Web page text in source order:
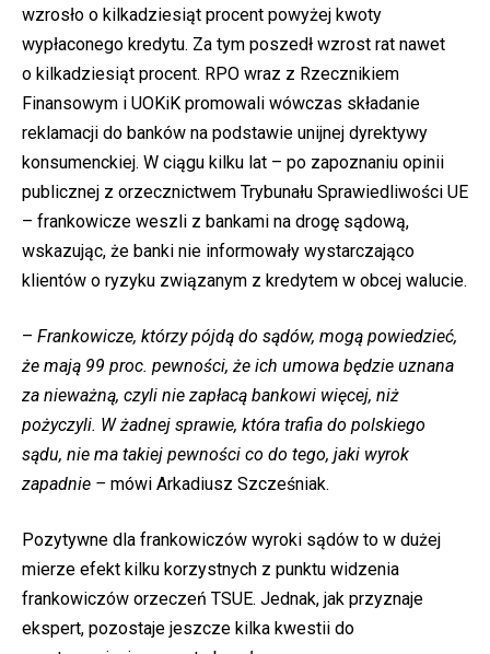
wzrosło o kilkadziesiąt procent powyżej kwoty
wypłaconego kredytu. Za tym poszedł wzrost rat nawet
o kilkadziesiąt procent. RPO wraz z Rzecznikiem
Finansowym i UOKiK promowali wówczas składanie
reklamacji do banków na podstawie unijnej dyrektywy
konsumenckiej. W ciągu kilku lat – po zapoznaniu opinii
publicznej z orzecznictwem Trybunału Sprawiedliwości UE
– frankowicze weszli z bankami na drogę sądową,
wskazując, że banki nie informowały wystarczająco
klientów o ryzyku związanym z kredytem w obcej walucie.
– Frankowicze, którzy pójdą do sądów, mogą powiedzieć,
że mają 99 proc. pewności, że ich umowa będzie uznana
za nieważną, czyli nie zapłacą bankowi więcej, niż
pożyczyli. W żadnej sprawie, która trafia do polskiego
sądu, nie ma takiej pewności co do tego, jaki wyrok
zapadnie – mówi Arkadiusz Szcześniak.
Pozytywne dla frankowiczów wyroki sądów to w dużej
mierze efekt kilku korzystnych z punktu widzenia
frankowiczów orzeczeń TSUE. Jednak, jak przyznaje
ekspert, pozostaje jeszcze kilka kwestii do